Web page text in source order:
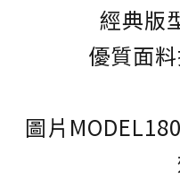
經典版
優質面
圖片